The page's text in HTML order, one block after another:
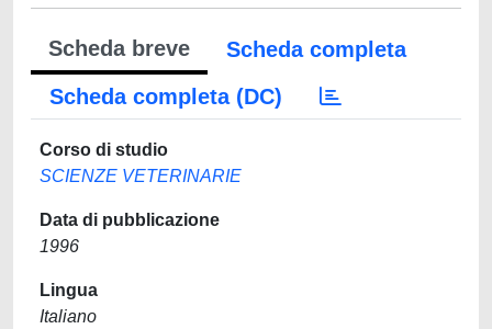
Scheda breve
Scheda completa
Scheda completa (DC)
Corso di studio
SCIENZE VETERINARIE
Data di pubblicazione
1996
Lingua
Italiano